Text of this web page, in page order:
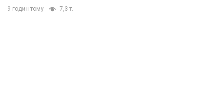
9 годин тому 7,3 т.